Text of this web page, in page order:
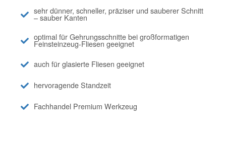
sehr dünner, schneller, präziser und sauberer Schnitt
– sauber Kanten
optimal für Gehrungsschnitte bei großformatigen
Feinsteinzeug-Fliesen geeignet
auch für glasierte Fliesen geeignet
hervoragende Standzeit
Fachhandel Premium Werkzeug